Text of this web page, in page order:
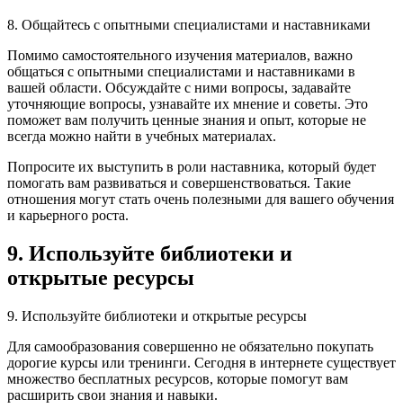
8. Общайтесь с опытными специалистами и наставниками
Помимо самостоятельного изучения материалов, важно
общаться с опытными специалистами и наставниками в
вашей области. Обсуждайте с ними вопросы, задавайте
уточняющие вопросы, узнавайте их мнение и советы. Это
поможет вам получить ценные знания и опыт, которые не
всегда можно найти в учебных материалах.
Попросите их выступить в роли наставника, который будет
помогать вам развиваться и совершенствоваться. Такие
отношения могут стать очень полезными для вашего обучения
и карьерного роста.
9. Используйте библиотеки и
открытые ресурсы
9. Используйте библиотеки и открытые ресурсы
Для самообразования совершенно не обязательно покупать
дорогие курсы или тренинги. Сегодня в интернете существует
множество бесплатных ресурсов, которые помогут вам
расширить свои знания и навыки.